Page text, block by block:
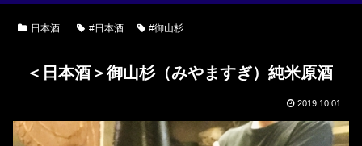
日本酒 #日本酒 #御山杉
＜日本酒＞御山杉（みやますぎ）純米原酒
2019.10.01